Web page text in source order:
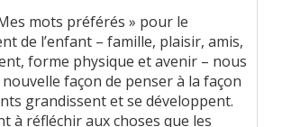
mots préférés » pour le
de l’enfant – famille, plaisir, amis,
forme physique et avenir – nous
façon de penser à la façon
grandissent et se développent.
à réfléchir aux choses que les